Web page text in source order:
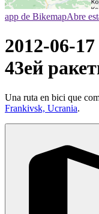
app de BikemapAbre
2012-06-
43ей
Una ruta en bici que
Frankivsk, Ucrania.